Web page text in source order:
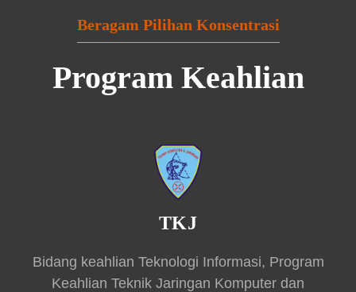
Beragam Pilihan Konsentrasi
Program Keahlian
TKJ
Bidang keahlian Teknologi Informasi, Program
Keahlian Teknik Jaringan Komputer dan